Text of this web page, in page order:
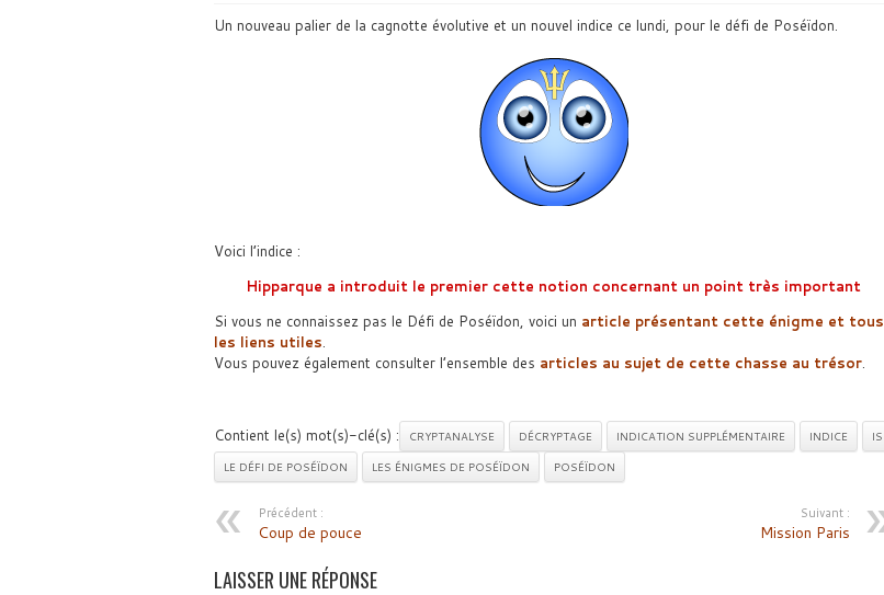
Un nouveau palier de la cagnotte évolutive et un nouvel indice ce lundi, pour le défi de Poséïdon.
Voici l’indice :
Hipparque a introduit le premier cette notion concernant un point très important
Si vous ne connaissez pas le Défi de Poséïdon, voici un article présentant cette énigme et tous
les liens utiles.
Vous pouvez également consulter l’ensemble des articles au sujet de cette chasse au trésor.
Contient le(s) mot(s)-clé(s) : CRYPTANALYSE DÉCRYPTAGE INDICATION SUPPLÉMENTAIRE INDICE
IS
LE DÉFI DE POSÉÏDON
LES ÉNIGMES DE POSÉÏDON POSÉÏDON
Précédent :
Coup de pouce
Suivant :
Mission Paris
LAISSER UNE RÉPONSE